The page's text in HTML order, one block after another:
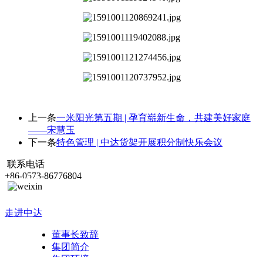
上一条一米阳光第五期 | 孕育崭新生命，共建美好家庭
——宋慧玉
下一条特色管理 | 中达货架开展积分制快乐会议
联系电话
+86-0573-86776804
走进中达
董事长致辞
集团简介